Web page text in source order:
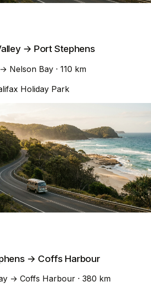
→ Port Stephens
→ Nelson Bay · 110 km
Holiday Park
→ Coffs Harbour
→ Coffs Harbour · 380 km